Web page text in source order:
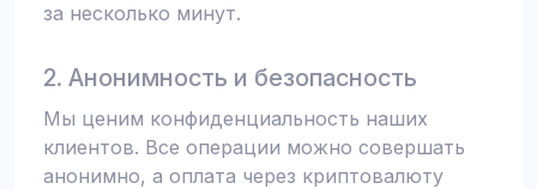
за несколько минут.
2. Анонимность и безопасность
Мы ценим конфиденциальность наших
клиентов. Все операции можно совершать
анонимно, а оплата через криптовалюту